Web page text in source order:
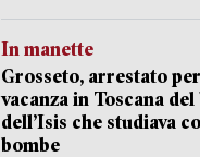
In manette
Grosseto, arrestato
vacanza in Toscana
dell’Isis che studiava
bombe